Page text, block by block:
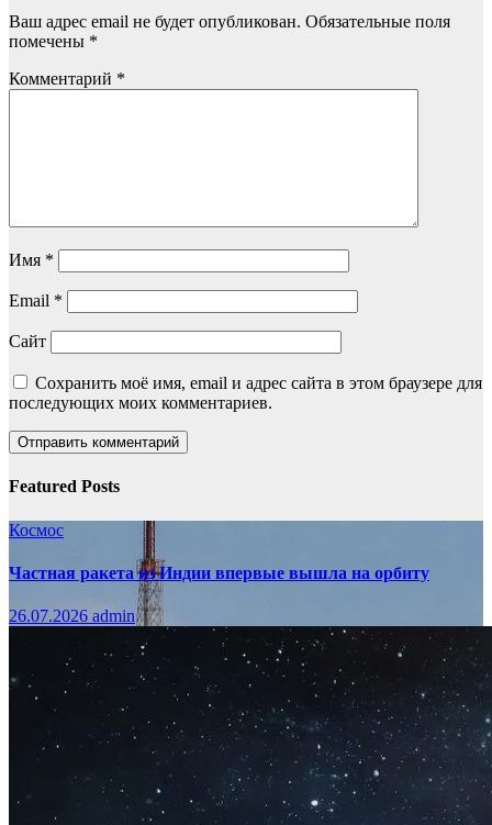
Ваш адрес email не будет опубликован. Обязательные поля
помечены *
Комментарий *
Имя *
Email *
Сайт
Сохранить моё имя, email и адрес сайта в этом браузере для
последующих моих комментариев.
Featured Posts
Космос
Частная ракета из Индии впервые вышла на орбиту
26.07.2026 admin